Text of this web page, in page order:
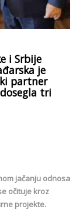
i Srbije
je
partner
tri
jačanju odnosa
očituje kroz
projekte.